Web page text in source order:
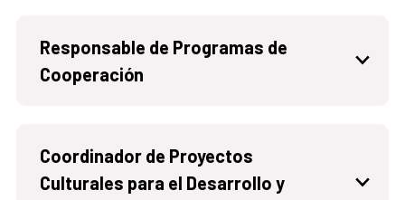
Responsable de Programas de
Cooperación
Coordinador de Proyectos
Culturales para el Desarrollo y